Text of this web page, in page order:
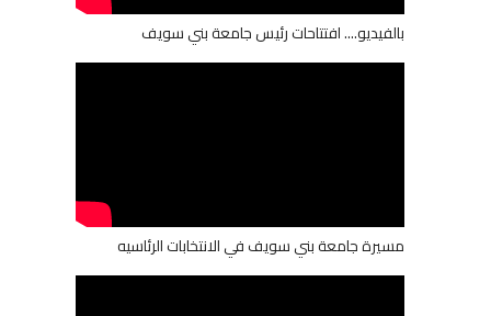
بالفيديو.... افتتاحات رئيس جامعة بني سويف
مسيرة جامعة بني سويف في الانتخابات الرئاسيه